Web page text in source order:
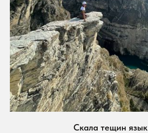
Скала тещин язык